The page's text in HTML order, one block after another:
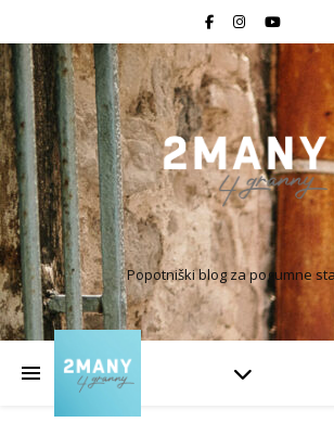
Popotniški blog za pogumne